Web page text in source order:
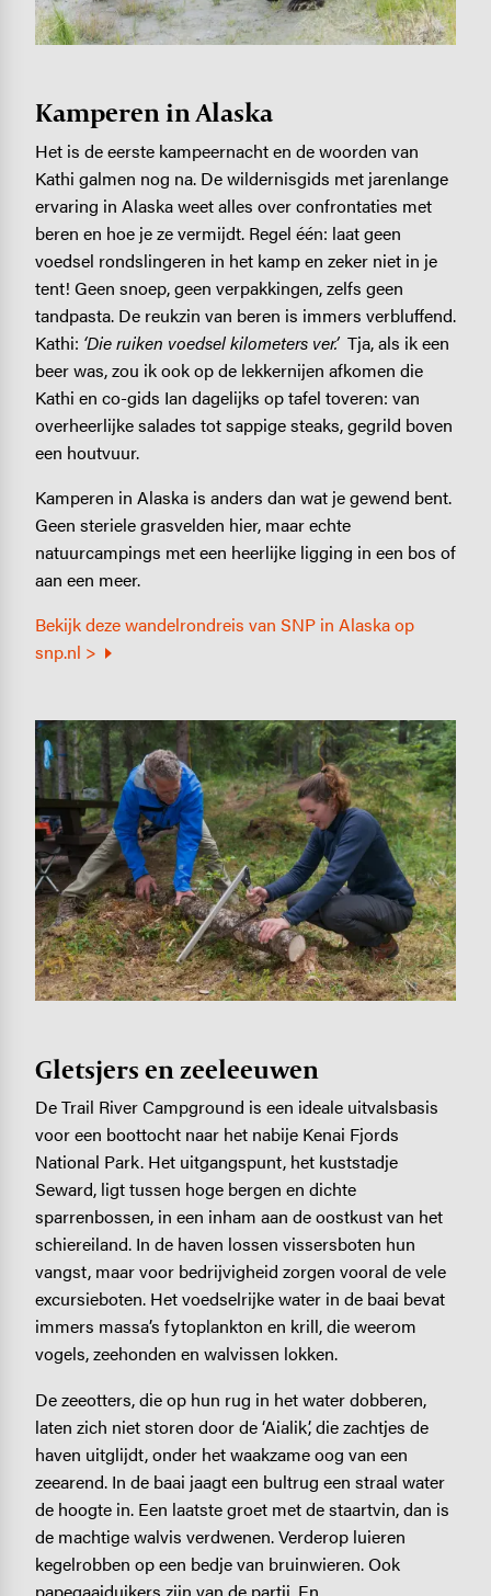
Kamperen in Alaska
Het is de eerste kampeernacht en de woorden van
Kathi galmen nog na. De wildernisgids met jarenlange
ervaring in Alaska weet alles over confrontaties met
beren en hoe je ze vermijdt. Regel één: laat geen
voedsel rondslingeren in het kamp en zeker niet in je
tent! Geen snoep, geen verpakkingen, zelfs geen
tandpasta. De reukzin van beren is immers verbluffend.
Kathi: ‘Die ruiken voedsel kilometers ver.’Tja, als ik een
beer was, zou ik ook op de lekkernijen afkomen die
Kathi en co-gids Ian dagelijks op tafel toveren: van
overheerlijke salades tot sappige steaks, gegrild boven
een houtvuur.
Kamperen in Alaska is anders dan wat je gewend bent.
Geen steriele grasvelden hier, maar echte
natuurcampings met een heerlijke ligging in een bos of
aan een meer.
Bekijk deze wandelrondreis van SNP in Alaska op
snp.nl >
Image
Gletsjers en zeeleeuwen
De Trail River Campground is een ideale uitvalsbasis
voor een boottocht naar het nabije Kenai Fjords
National Park. Het uitgangspunt, het kuststadje
Seward, ligt tussen hoge bergen en dichte
sparrenbossen, in een inham aan de oostkust van het
schiereiland. In de haven lossen vissersboten hun
vangst, maar voor bedrijvigheid zorgen vooral de vele
excursieboten. Het voedselrijke water in de baai bevat
immers massa’s fytoplankton en krill, die weerom
vogels, zeehonden en walvissen lokken.
De zeeotters, die op hun rug in het water dobberen,
laten zich niet storen door de ‘Aialik’, die zachtjes de
haven uitglijdt, onder het waakzame oog van een
zeearend. In de baai jaagt een bultrug een straal water
de hoogte in. Een laatste groet met de staartvin, dan is
de machtige walvis verdwenen. Verderop luieren
kegelrobben op een bedje van bruinwieren. Ook
papegaaiduikers zijn van de partij. En